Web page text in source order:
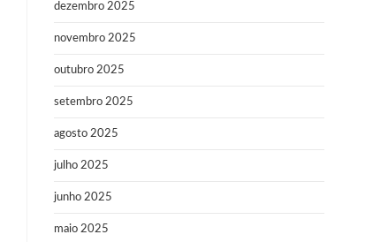
dezembro 2025
novembro 2025
outubro 2025
setembro 2025
agosto 2025
julho 2025
junho 2025
maio 2025